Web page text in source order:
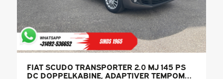
FIAT SCUDO TRANSPORTER 2.0 MJ 145 PS
DC DOPPELKABINE, ADAPTIVER TEMPOMAT,